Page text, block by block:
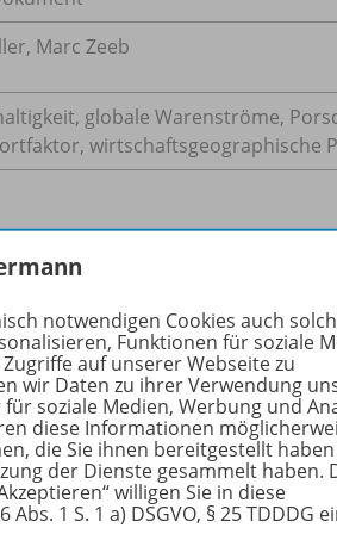
Marc Zeeb
globale Warenströme,
wirtschaftsgeographische
Diskussionen um die
ab 2035, die
Verhängen von Strafzöllen auf
da sie durch ihre
notwendigen Cookies auch
Funktionen für soziale
auf unserer Webseite zu
wir Daten zu ihrer Verwendung
soziale Medien, Werbung und
diese Informationen
die Sie ihnen bereitgestellt
der Dienste gesammelt haben.
willigen Sie in diese
1 S. 1 a) DSGVO, § 25 TDDDG